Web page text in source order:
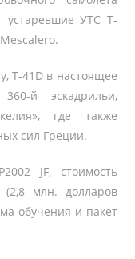
устаревшие УТС T-
T-41D в настоящее
й эскадрильи,
где также
сил Греции.
JF, стоимость
(2,8 млн. долларов
обучения и пакет